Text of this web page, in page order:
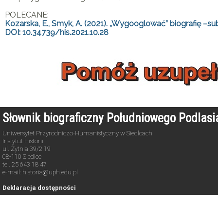
POLECANE:
Kozarska, E., Smyk, A. (2021). „Wygooglować” biografię
DOI: 10.34739/his.2021.10.28
Słownik biograficzny Południowego
Uniwersytet Przyrodniczo-Humanistyczny w Siedlcach
Instytut Historii
ul. Żytnia 39/2.19
08-110 Siedlce
tel. 25 643 18 47
e-mail: historia@uph.edu.pl
Deklaracja dostępności